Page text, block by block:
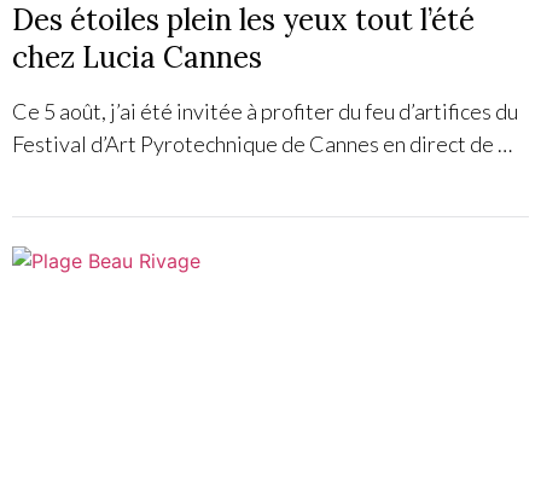
Des étoiles plein les yeux tout l’été
chez Lucia Cannes
Ce 5 août, j’ai été invitée à profiter du feu d’artifices du
Festival d’Art Pyrotechnique de Cannes en direct de …